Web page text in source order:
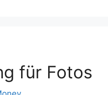
für Fotos